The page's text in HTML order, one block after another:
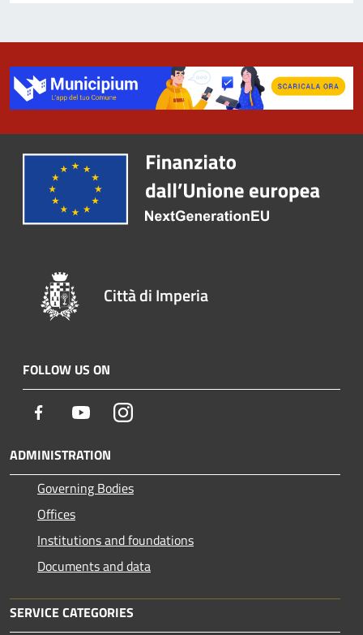
Città di Imperia
FOLLOW US ON
Facebook YoutubeInstagram
ADMINISTRATION
Governing Bodies
Offices
Institutions and foundations
Documents and data
SERVICE CATEGORIES